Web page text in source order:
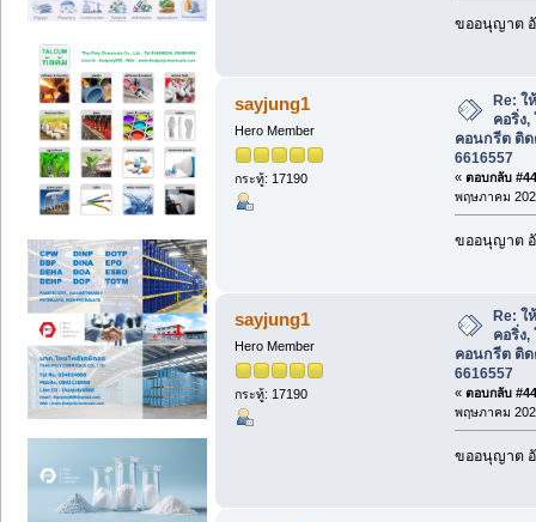
ขออนุญาต
sayjung1
Hero Member
กระทู้: 17190
Re: ใ
คอริ่ง,
คอนกรีต ติ
6616557
« ตอบกลับ
พฤษภาคม
ขออนุญาต
sayjung1
Hero Member
กระทู้: 17190
Re: ใ
คอริ่ง,
คอนกรีต ติ
6616557
« ตอบกลับ
พฤษภาคม
ขออนุญาต